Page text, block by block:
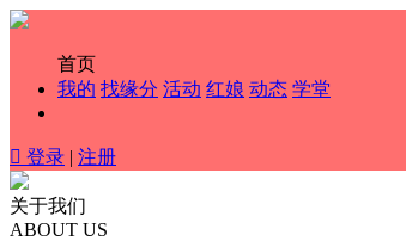
首页
我的 找缘分 活动 红娘 动态 学堂
 登录 | 注册
关于我们
ABOUT US